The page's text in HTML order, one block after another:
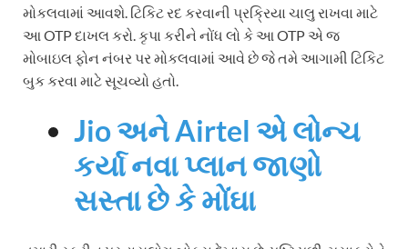
મોકલવામાં આવશે. ટિકિટ રદ કરવાની પ્રક્રિયા ચાલુ રાખવા માટે
આ OTP દાખલ કરો. કૃપા કરીને નોંધ લો કે આ OTP એ જ
મોબાઇલ ફોન નંબર પર મોકલવામાં આવે છે જે તમે આગામી ટિકિટ
બુક કરવા માટે સૂચવ્યો હતો.
Jio અને Airtel એ લોન્ચ
કર્યા નવા પ્લાન જાણો
સસ્તા છે કે મોંઘા